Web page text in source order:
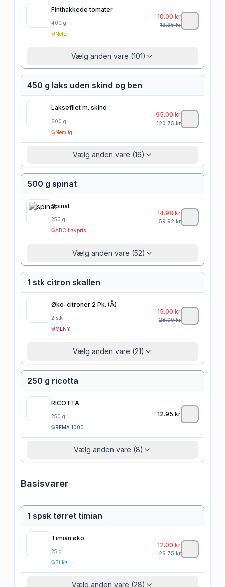
Finthakkede tomater
400 g
Netto
10.00 kr
19.95kr
Vælg anden vare (101)
450 g laks uden skind og ben
Laksefilet m. skind
600 g
Nemlig
95.00 kr
120.75kr
Vælg anden vare (16)
500 g spinat
Spinat
250 g
ABC Lavpris
14.98 kr
59.92kr
Vælg anden vare (52)
1 stk citron skallen
Øko-citroner 2 Pk. (Å)
2 stk
MENY
15.00 kr
28.00kr
Vælg anden vare (21)
250 g ricotta
RICOTTA
250 g
REMA 1000
12.95 kr
Vælg anden vare (8)
Basisvarer
1 spsk tørret timian
Timian øko
25 g
Bilka
12.00 kr
26.75kr
Vælg anden vare (28)